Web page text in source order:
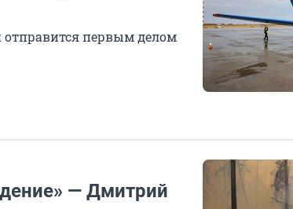
отправится первым делом
— Дмитрий